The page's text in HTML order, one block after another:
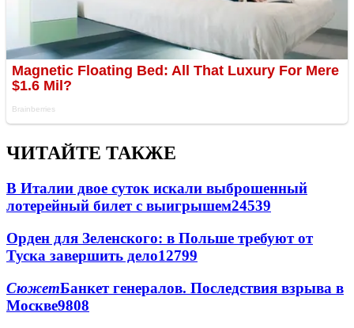
ЧИТАЙТЕ ТАКЖЕ
В Италии двое суток искали выброшенный
лотерейный билет с выигрышем24539
Орден для Зеленского: в Польше требуют от
Туска завершить дело12799
СюжетБанкет генералов. Последствия взрыва в
Москве9808